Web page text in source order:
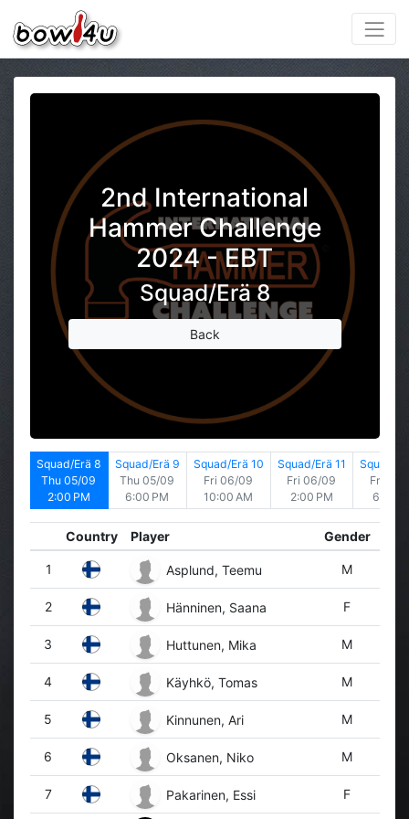
2nd International
Hammer Challenge
2024 - EBT
Squad/Erä 8
Back
Squad/Erä 8
Thu 05/09
2:00 PM
Squad/Erä 9
Thu 05/09
6:00 PM
Squad/Erä 10
Fri 06/09
10:00 AM
Squad/Erä 11
Fri 06/09
2:00 PM
Squad/
Fri 06/
6:00
Country Player Gender
1 Asplund, Teemu M
2 Hänninen, Saana F
3 Huttunen, Mika M
4 Käyhkö, Tomas M
5 Kinnunen, Ari M
6 Oksanen, Niko M
7 Pakarinen, Essi F